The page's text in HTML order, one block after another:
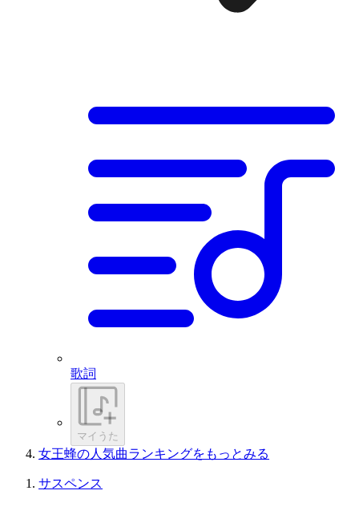
歌詞
マイうた
女王蜂の人気曲ランキングをもっとみる
サスペンス